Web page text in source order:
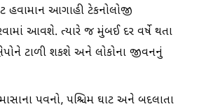
હવામાન આગાહી ટેકનોલોજી
આવશે. ત્યારે જ મુંબઈ દર વર્ષે થતા
ટાળી શકશે અને લોકોના જીવનનું
પવનો, પશ્ચિમ ઘાટ અને બદલાતા